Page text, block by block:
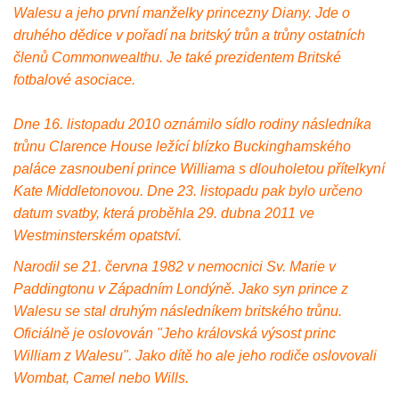
Walesu a jeho první manželky princezny Diany. Jde o
druhého dědice v pořadí na britský trůn a trůny ostatních
členů Commonwealthu. Je také prezidentem Britské
fotbalové asociace.
Dne 16. listopadu 2010 oznámilo sídlo rodiny následníka
trůnu Clarence House ležící blízko Buckinghamského
paláce zasnoubení prince Williama s dlouholetou přítelkyní
Kate Middletonovou. Dne 23. listopadu pak bylo určeno
datum svatby, která proběhla 29. dubna 2011 ve
Westminsterském opatství.
Narodil se 21. června 1982 v nemocnici Sv. Marie v
Paddingtonu v Západním Londýně. Jako syn prince z
Walesu se stal druhým následníkem britského trůnu.
Oficiálně je oslovován "Jeho královská výsost princ
William z Walesu". Jako dítě ho ale jeho rodiče oslovovali
Wombat, Camel nebo Wills.